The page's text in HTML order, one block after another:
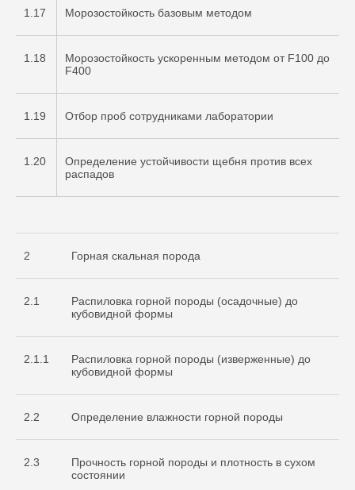
1.17 Морозостойкость базовым методом
1.18
Морозостойкость ускоренным методом от F100 до
F400
1.19 Отбор проб сотрудниками лаборатории
1.20
Определение устойчивости щебня против всех
распадов
2 Горная скальная порода
2.1
Распиловка горной породы (осадочные) до
кубовидной формы
2.1.1
Распиловка горной породы (изверженные) до
кубовидной формы
2.2 Определение влажности горной породы
2.3
Прочность горной породы и плотность в сухом
состоянии